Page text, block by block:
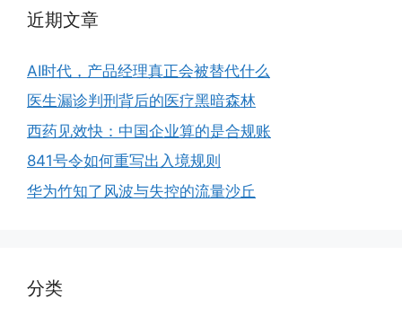
近期文章
AI时代，产品经理真正会被替代什么
医生漏诊判刑背后的医疗黑暗森林
西药见效快：中国企业算的是合规账
841号令如何重写出入境规则
华为竹知了风波与失控的流量沙丘
分类